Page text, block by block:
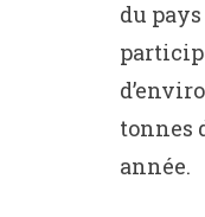
du
tonnes
année.